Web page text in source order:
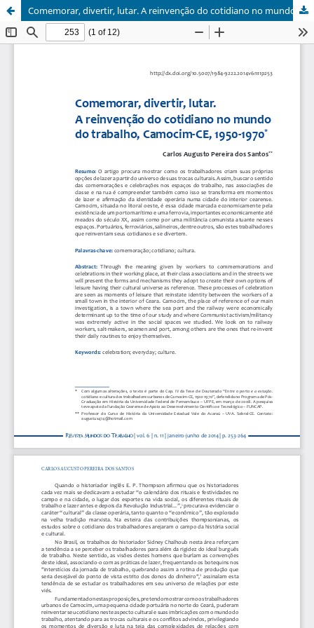
Comemorar, divertir, lutar. A reinvenção do cotidiano no mundo do trabalho. Camocim-CE. 1920-1970